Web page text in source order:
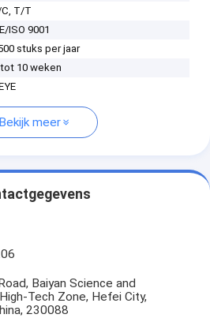
T/T
ISO 9001
stuks per jaar
10 weken
Bekijk meer
Baiyan Science and
Tech Zone, Hefei City,
230088